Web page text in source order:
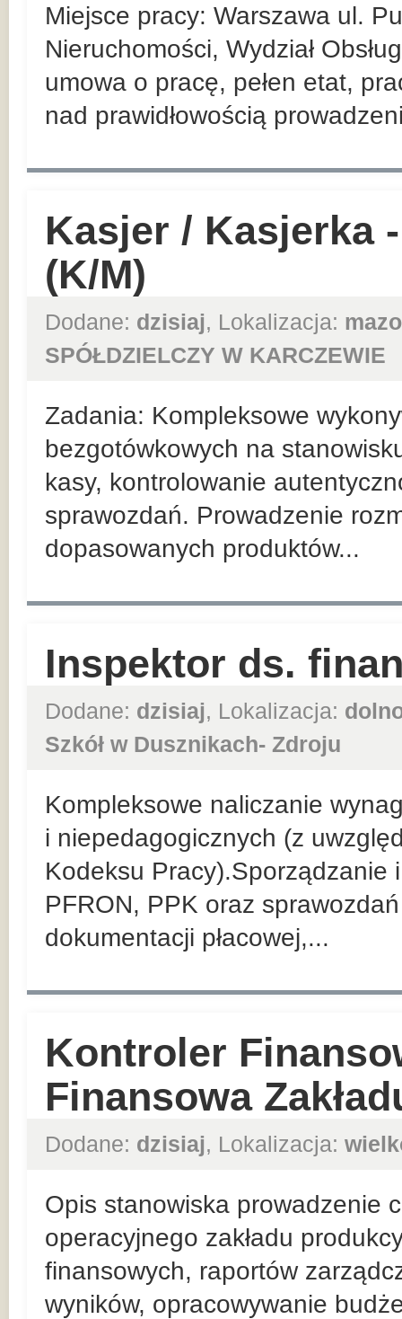
Miejsce pracy: Warszawa ul.
Nieruchomości, Wydział
umowa o pracę, pełen etat,
nad prawidłowością
Kasjer / Kasjerka
(K/M)
Dodane: dzisiaj, Lokalizacja:
SPÓŁDZIELCZY W KARCZEWIE
Zadania: Kompleksowe
bezgotówkowych na
kasy, kontrolowanie
sprawozdań. Prowadzenie
dopasowanych produktów...
Inspektor ds.
Dodane: dzisiaj, Lokalizacja:
Szkół w Dusznikach- Zdroju
Kompleksowe naliczanie
i niepedagogicznych (z
Kodeksu Pracy).Sporządzanie
PFRON, PPK oraz
dokumentacji płacowej,...
Kontroler
Finansowa
Dodane: dzisiaj, Lokalizacja:
Opis stanowiska prowadzenie
operacyjnego zakładu
finansowych, raportów
wyników, opracowywanie